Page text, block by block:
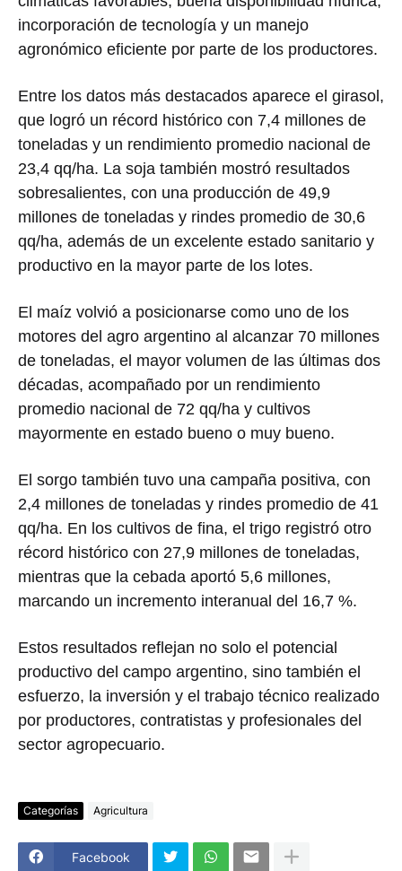
incorporación de tecnología y un manejo
agronómico eficiente por parte de los productores.
Entre los datos más destacados aparece el girasol,
que logró un récord histórico con 7,4 millones de
toneladas y un rendimiento promedio nacional de
23,4 qq/ha. La soja también mostró resultados
sobresalientes, con una producción de 49,9
millones de toneladas y rindes promedio de 30,6
qq/ha, además de un excelente estado sanitario y
productivo en la mayor parte de los lotes.
El maíz volvió a posicionarse como uno de los
motores del agro argentino al alcanzar 70 millones
de toneladas, el mayor volumen de las últimas dos
décadas, acompañado por un rendimiento
promedio nacional de 72 qq/ha y cultivos
mayormente en estado bueno o muy bueno.
El sorgo también tuvo una campaña positiva, con
2,4 millones de toneladas y rindes promedio de 41
qq/ha. En los cultivos de fina, el trigo registró otro
récord histórico con 27,9 millones de toneladas,
mientras que la cebada aportó 5,6 millones,
marcando un incremento interanual del 16,7 %.
Estos resultados reflejan no solo el potencial
productivo del campo argentino, sino también el
esfuerzo, la inversión y el trabajo técnico realizado
por productores, contratistas y profesionales del
sector agropecuario.
Categorías Agricultura
Facebook